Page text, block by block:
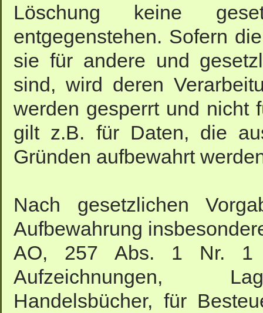
Löschung keine
entgegenstehen. Sofern
sie für andere und
sind, wird deren
werden gesperrt und nicht
gilt z.B. für Daten, die
Gründen aufbewahrt
Nach gesetzlichen
Aufbewahrung
AO, 257 Abs. 1 Nr. 1
Aufzeichnungen,
Handelsbücher, für